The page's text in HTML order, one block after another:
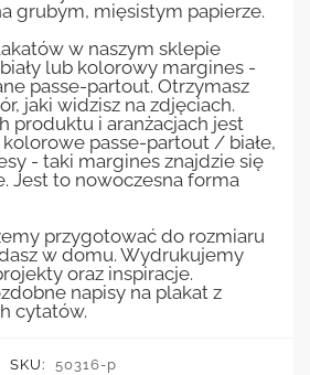
grubym, mięsistym papierze.
w naszym sklepie
lub kolorowy margines -
passe-partout. Otrzymasz
jaki widzisz na zdjęciach.
produktu i aranżacjach jest
kolorowe passe-partout / białe,
- taki margines znajdzie się
Jest to nowoczesna forma
przygotować do rozmiaru
w domu. Wydrukujemy
oraz inspiracje.
napisy na plakat z
cytatów.
SKU:
50316-p